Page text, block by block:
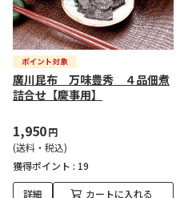
廣川昆布 万味豊秀 ４品佃煮
詰合せ【慶事用】
1,950円
(送料・税込)
獲得ポイント : 19
詳細 カートに入れる